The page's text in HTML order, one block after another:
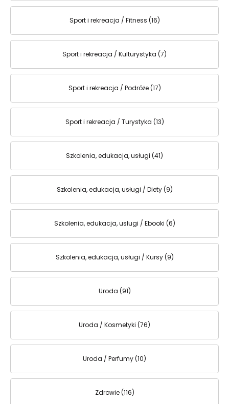
Sport i rekreacja / Fitness (16)
Sport i rekreacja / Kulturystyka (7)
Sport i rekreacja / Podróże (17)
Sport i rekreacja / Turystyka (13)
Szkolenia, edukacja, usługi (41)
Szkolenia, edukacja, usługi / Diety (9)
Szkolenia, edukacja, usługi / Ebooki (6)
Szkolenia, edukacja, usługi / Kursy (9)
Uroda (91)
Uroda / Kosmetyki (76)
Uroda / Perfumy (10)
Zdrowie (116)